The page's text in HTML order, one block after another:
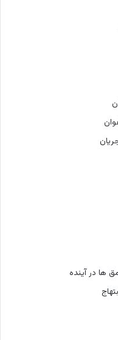
ها در آینده